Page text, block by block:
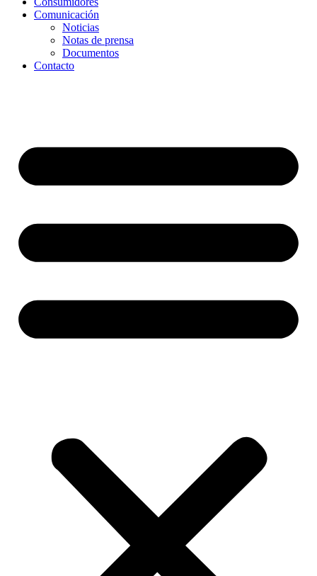
Comunicación
Noticias
Notas de prensa
Documentos
Contacto